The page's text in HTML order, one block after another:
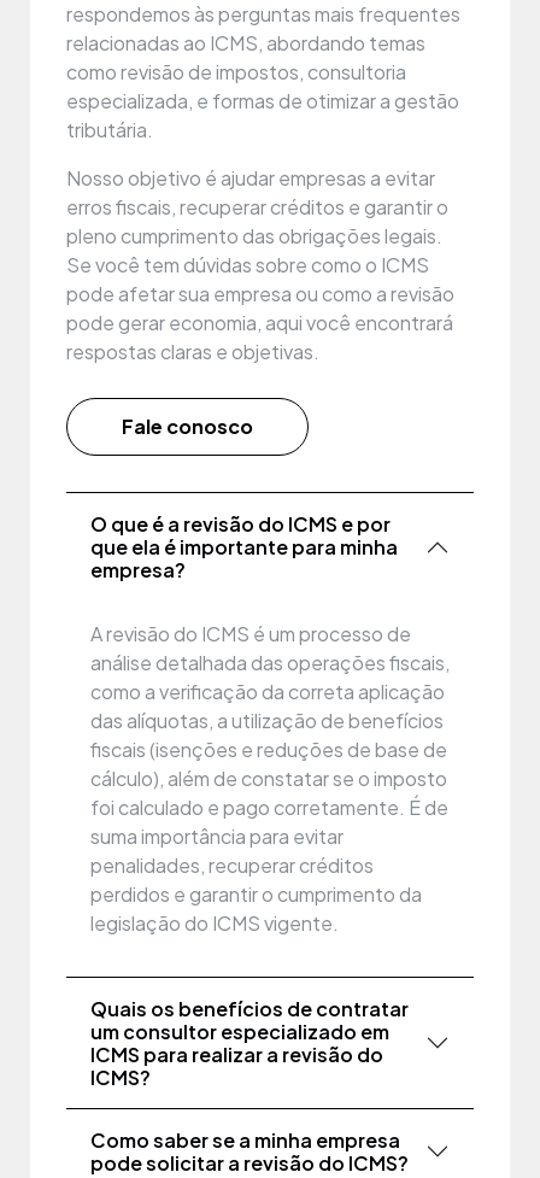
respondemos às perguntas mais frequentes
relacionadas ao ICMS, abordando temas
como revisão de impostos, consultoria
especializada, e formas de otimizar a gestão
tributária.
Nosso objetivo é ajudar empresas a evitar
erros fiscais, recuperar créditos e garantir o
pleno cumprimento das obrigações legais.
Se você tem dúvidas sobre como o ICMS
pode afetar sua empresa ou como a revisão
pode gerar economia, aqui você encontrará
respostas claras e objetivas.
Fale conosco
O que é a revisão do ICMS e por
que ela é importante para minha
empresa?
A revisão do ICMS é um processo de
análise detalhada das operações fiscais,
como a verificação da correta aplicação
das alíquotas, a utilização de benefícios
fiscais (isenções e reduções de base de
cálculo), além de constatar se o imposto
foi calculado e pago corretamente. É de
suma importância para evitar
penalidades, recuperar créditos
perdidos e garantir o cumprimento da
legislação do ICMS vigente.
Quais os benefícios de contratar
um consultor especializado em
ICMS para realizar a revisão do
ICMS?
Como saber se a minha empresa
pode solicitar a revisão do ICMS?